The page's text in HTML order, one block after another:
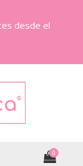
desde el
0